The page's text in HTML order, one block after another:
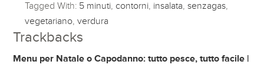
Tagged With: 5 minuti contorni insalata ,senzagas
vegetariano ,verdura
Trackbacks
Menu per Natale o Capodanno: tutto pesce, tutto facile |